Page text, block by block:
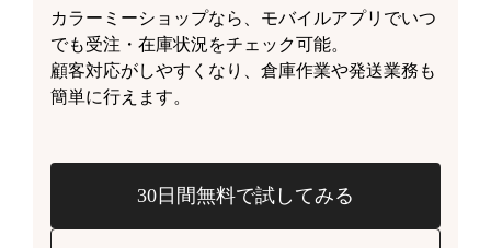
カラーミーショップなら、 モバイルアプリでいつ
でも受注・在庫状況をチェック可能。
顧客対応がしやすくなり、倉庫作業や発送業務も
簡単に行えます。
30日間無料で試してみる